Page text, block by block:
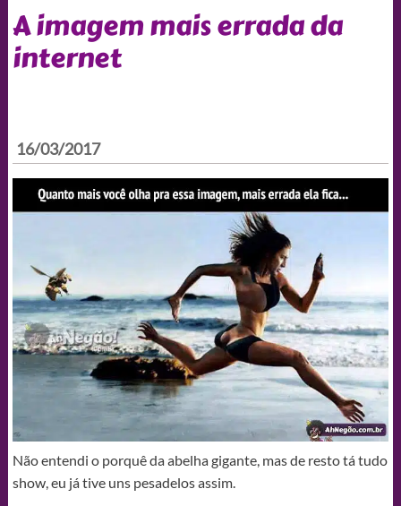
A imagem mais errada da
internet
16/03/2017
Não entendi o porquê da abelha gigante, mas de resto tá tudo
show, eu já tive uns pesadelos assim.